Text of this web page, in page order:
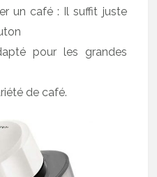
un café : Il suffit juste
pour les grandes
de café.